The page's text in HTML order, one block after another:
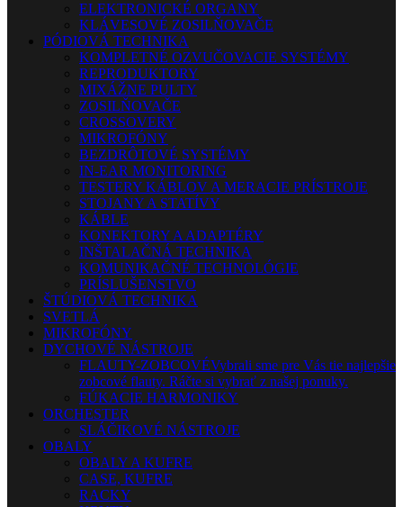
ELEKTRONICKÉ ORGANY
KLÁVESOVÉ ZOSILŇOVAČE
PÓDIOVÁ TECHNIKA
KOMPLETNÉ OZVUČOVACIE SYSTÉMY
REPRODUKTORY
MIXÁŽNE PULTY
ZOSILŇOVAČE
CROSSOVERY
MIKROFÓNY
BEZDRÔTOVÉ SYSTÉMY
IN-EAR MONITORING
TESTERY KÁBLOV A MERACIE PRÍSTROJE
STOJANY A STATÍVY
KÁBLE
KONEKTORY A ADAPTÉRY
INŠTALAČNÁ TECHNIKA
KOMUNIKAČNÉ TECHNOLÓGIE
PRÍSLUŠENSTVO
ŠTÚDIOVÁ TECHNIKA
SVETLÁ
MIKROFÓNY
DYCHOVÉ NÁSTROJE
FLAUTY-ZOBCOVÉVybrali sme pre Vás tie najlepšie
zobcové flauty. Ráčte si vybrať z našej ponuky.
FÚKACIE HARMONIKY
ORCHESTER
SLÁČIKOVÉ NÁSTROJE
OBALY
OBALY A KUFRE
CASE, KUFRE
RACKY